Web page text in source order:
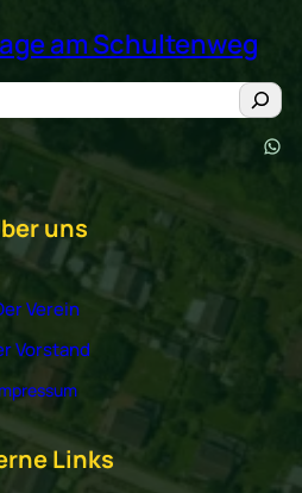
am Schultenweg
e
c
h
WhatsApp
uns
Verein
Vorstand
Links